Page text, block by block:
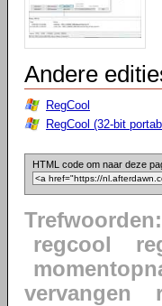
Andere
RegCool
RegCool (32-bit
HTML code om naar deze
Trefwoorden:
regcool
vervangen